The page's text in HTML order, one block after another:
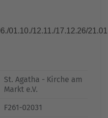
01.10./12.11./17.12.26/
St. Agatha - Kirche am
Markt e.V.
F261-02031